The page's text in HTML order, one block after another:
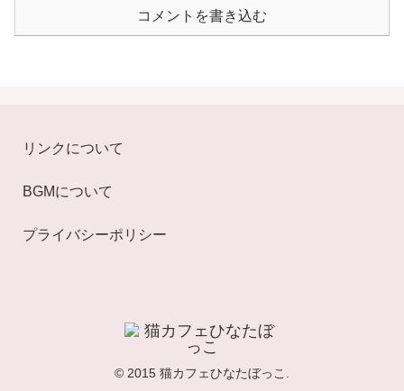
コメントを書き込む
リンクについて
BGMについて
プライバシーポリシー
© 2015 猫カフェひなたぼっこ.